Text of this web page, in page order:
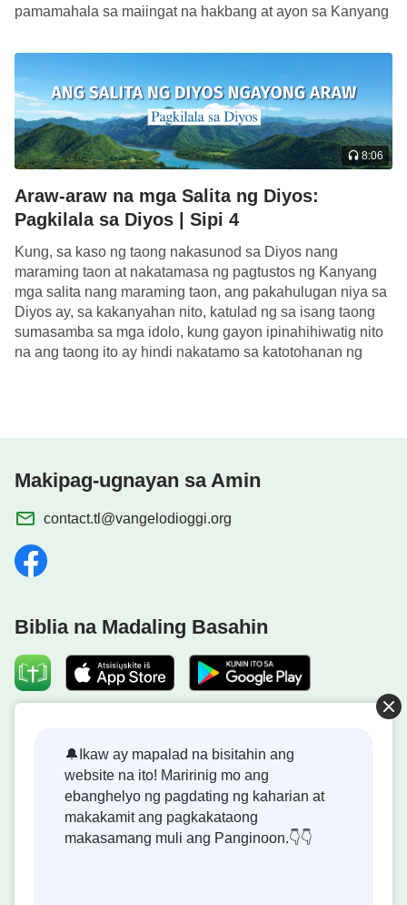
pamamahala sa maiingat na hakbang at ayon sa Kanyang
8:06
Araw-araw na mga Salita ng Diyos:
Pagkilala sa Diyos | Sipi 4
Kung, sa kaso ng taong nakasunod sa Diyos nang
maraming taon at nakatamasa ng pagtustos ng Kanyang
mga salita nang maraming taon, ang pakahulugan niya sa
Diyos ay, sa kakanyahan nito, katulad ng sa isang taong
sumasamba sa mga idolo, kung gayon ipinahihiwatig nito
na ang taong ito ay hindi nakatamo sa katotohanan ng
Makipag-ugnayan sa Amin
contact.tl@vangelodioggi.org
Biblia na Madaling Basahin
Ang kaharian ng Diyos ay dumating na sa mundo! Gusto
mo bang makapasok dito?
Kontakin Kami Gamit ang Messenger
🔔Ikaw ay mapalad na bisitahin ang
website na ito! Maririnig mo ang
ebanghelyo ng pagdating ng kaharian at
makakamit ang pagkakataong
makasamang muli ang Panginoon.👇👇